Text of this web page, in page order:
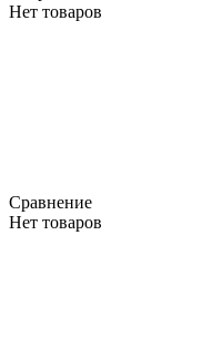
Нет товаров
Сравнение
Нет товаров